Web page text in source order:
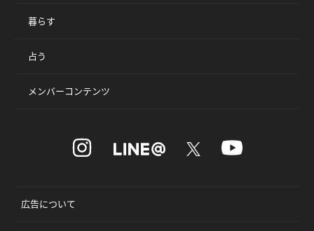
暮らす
占う
メンバーコンテンツ
広告について